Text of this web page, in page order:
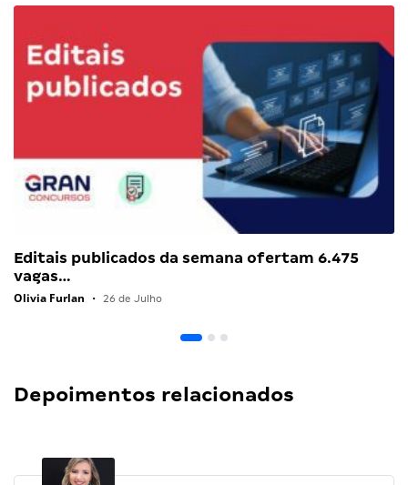
Editais publicados da semana ofertam 6.475
vagas…
Olivia Furlan • 26 de Julho
Depoimentos relacionados